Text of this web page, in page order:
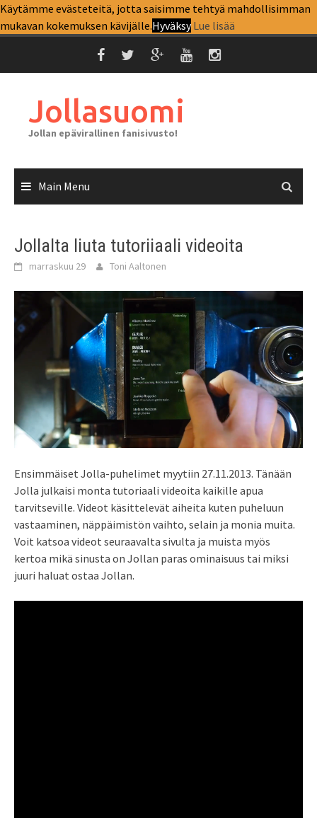
Skip
to
Jollasuomi
Jollan epävirallinen fanisivusto!
Main Menu
Jollalta liuta tutoriiaali videoita
marraskuu 29 Toni Aaltonen
Ensimmäiset Jolla-puhelimet myytiin 27.11.2013. Tänään
Jolla julkaisi monta tutoriaali videoita kaikille apua
tarvitseville. Videot käsittelevät aiheita kuten puheluun
vastaaminen, näppäimistön vaihto, selain ja monia muita.
Voit katsoa videot seuraavalta sivulta ja muista myös
kertoa mikä sinusta on Jollan paras ominaisuus tai miksi
juuri haluat ostaa Jollan.
Käytämme evästeteitä, jotta saisimme tehtyä mahdollisimman
mukavan kokemuksen kävijälle.Hyväksy Lue lisää